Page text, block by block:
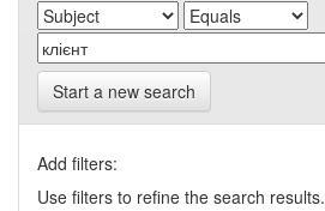
Start a new search
Add filters:
Use filters to refine the search results.